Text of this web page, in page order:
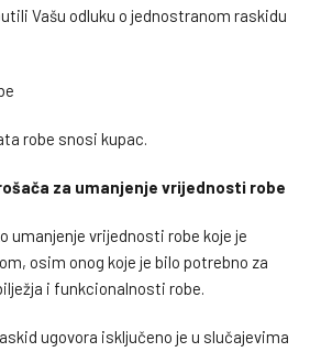
Vašu odluku o jednostranom raskidu
robe snosi kupac.
za umanjenje vrijednosti robe
umanjenje vrijednosti robe koje je
osim onog koje je bilo potrebno za
i funkcionalnosti robe.
ugovora isključeno je u slučajevima